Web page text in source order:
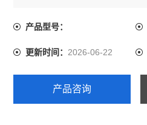
产品型号：
更新时间：2026-06-22
产品咨询